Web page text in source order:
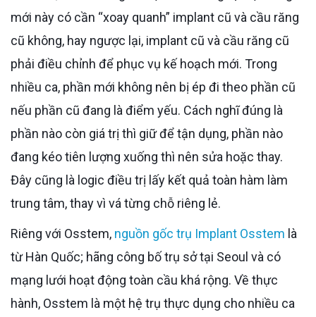
mới này có cần “xoay quanh” implant cũ và cầu răng
cũ không, hay ngược lại, implant cũ và cầu răng cũ
phải điều chỉnh để phục vụ kế hoạch mới. Trong
nhiều ca, phần mới không nên bị ép đi theo phần cũ
nếu phần cũ đang là điểm yếu. Cách nghĩ đúng là
phần nào còn giá trị thì giữ để tận dụng, phần nào
đang kéo tiên lượng xuống thì nên sửa hoặc thay.
Đây cũng là logic điều trị lấy kết quả toàn hàm làm
trung tâm, thay vì vá từng chỗ riêng lẻ.
Riêng với Osstem, nguồn gốc trụ Implant Osstem là
từ Hàn Quốc; hãng công bố trụ sở tại Seoul và có
mạng lưới hoạt động toàn cầu khá rộng. Về thực
hành, Osstem là một hệ trụ thực dụng cho nhiều ca